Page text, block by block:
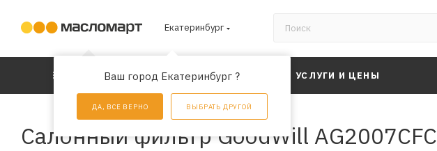
Екатеринбург
Ваш город Екатеринбург ?
ДА, ВСЕ ВЕРНО ВЫБРАТЬ ДРУГОЙ
КАТАЛОГ АКЦИИ УСЛУГИ И ЦЕНЫ
Салонный фильтр GoodWill AG2007CFC